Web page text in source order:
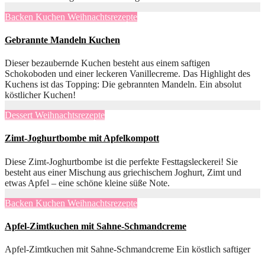
Backen Kuchen Weihnachtsrezepte
Gebrannte Mandeln Kuchen
Dieser bezaubernde Kuchen besteht aus einem saftigen
Schokoboden und einer leckeren Vanillecreme. Das Highlight des
Kuchens ist das Topping: Die gebrannten Mandeln. Ein absolut
köstlicher Kuchen!
Dessert Weihnachtsrezepte
Zimt-Joghurtbombe mit Apfelkompott
Diese Zimt-Joghurtbombe ist die perfekte Festtagsleckerei! Sie
besteht aus einer Mischung aus griechischem Joghurt, Zimt und
etwas Apfel – eine schöne kleine süße Note.
Backen Kuchen Weihnachtsrezepte
Apfel-Zimtkuchen mit Sahne-Schmandcreme
Apfel-Zimtkuchen mit Sahne-Schmandcreme Ein köstlich saftiger